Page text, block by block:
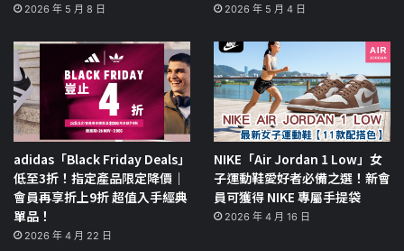
2026 年 5 月 8 日 2026 年 5 月 4 日
adidas「Black Friday Deals」
低至3折！指定產品限定降價｜
會員再享折上9折 超值入手經典
單品！
2026 年 4 月 22 日
NIKE「Air Jordan 1 Low」女
子運動鞋愛好者必備之選！新會
員可獲得 NIKE 專屬手提袋
2026 年 4 月 16 日